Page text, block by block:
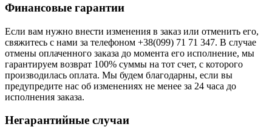
Финансовые гарантии
Если вам нужно внести изменения в заказ или отменить его,
свяжитесь с нами за телефоном +38(099) 71 71 347. В случае
отмены оплаченного заказа до момента его исполнение, мы
гарантируем возврат 100% суммы на тот счет, с которого
производилась оплата. Мы будем благодарны, если вы
предупредите нас об изменениях не менее за 24 часа до
исполнения заказа.
Негарантийные случаи